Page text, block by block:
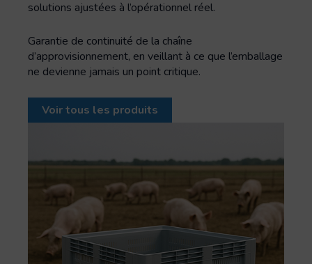
solutions ajustées à l’opérationnel réel.
Garantie de continuité de la chaîne
d’approvisionnement, en veillant à ce que l’emballage
ne devienne jamais un point critique.
Voir tous les produits